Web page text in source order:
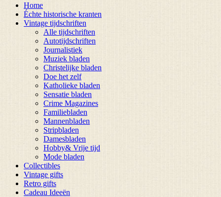
Home
Échte historische kranten
Vintage tijdschriften
Alle tijdschriften
Autotijdschriften
Journalistiek
Muziek bladen
Christelijke bladen
Doe het zelf
Katholieke bladen
Sensatie bladen
Crime Magazines
Familiebladen
Mannenbladen
Stripbladen
Damesbladen
Hobby& Vrije tijd
Mode bladen
Collectibles
Vintage gifts
Retro gifts
Cadeau Ideeën